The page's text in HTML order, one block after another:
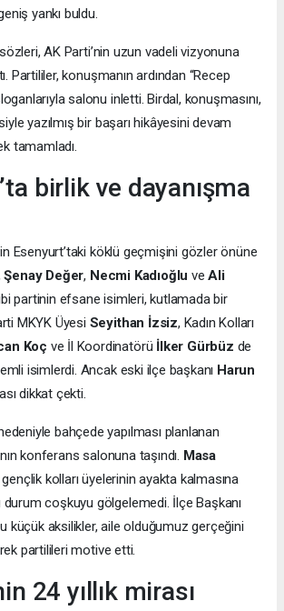
yankı buldu.
sözleri, AK Parti’nin uzun vadeli vizyonuna
Partililer, konuşmanın ardından “Recep
salonu inletti. Birdal, konuşmasını,
yazılmış bir başarı hikâyesini devam
tamamladı.
birlik ve dayanışma
Esenyurt’taki köklü geçmişini gözler önüne
Şenay Değer, Necmi Kadıoğlu veAli
partinin efsane isimleri, kutlamada bir
MKYK Üyesi Seyithan İzsiz, Kadın Kolları
Koç ve İl Koordinatörü İlker Gürbüz de
isimlerdi. Ancak eski ilçe başkanı Harun
dikkat çekti.
bahçede yapılması planlanan
konferans salonuna taşındı. Masa
gençlik kolları üyelerinin ayakta kalmasına
coşkuyu gölgelemedi. İlçe Başkanı
küçük aksilikler, aile olduğumuz gerçeğini
partilileri motive etti.
24 yıllık mirası